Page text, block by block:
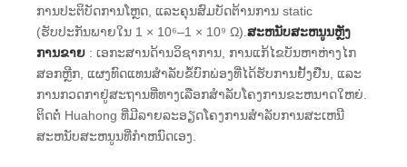
ການປະຕິບັດການໂຫຼດ, ແລະຄຸນສົມບັດຕ້ານການ static
(ຮັບປະກັນພາຍໃນ 1 × 10⁶–1 × 10⁹ Ω).ສະຫນັບສະຫນູນຫຼັງ
ການຂາຍ : ເອກະສານດ້ານວິຊາການ, ການແກ້ໄຂບັນຫາຫ່າງໄກ
ສອກຫຼີກ, ແຜງທົດແທນສໍາລັບຂໍ້ບົກພ່ອງທີ່ໄດ້ຮັບການຢັ້ງຢືນ, ແລະ
ການກວດກາຢູ່ສະຖານທີ່ທາງເລືອກສໍາລັບໂຄງການຂະຫນາດໃຫຍ່.
ຕິດຕໍ່ Huahong ທີ່ມີລາຍລະອຽດໂຄງການສໍາລັບການສະເຫນີ
ສະຫນັບສະຫນູນທີ່ກໍາຫນົດເອງ.